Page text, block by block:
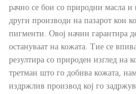
рачно се бои со природни масла и
други производи на пазарот кои
пигменти. Овој начин гарантира
остануваат на кожата. Тие се
резултира со природен изглед на
третман што го добива кожата,
издржлив производ кој го